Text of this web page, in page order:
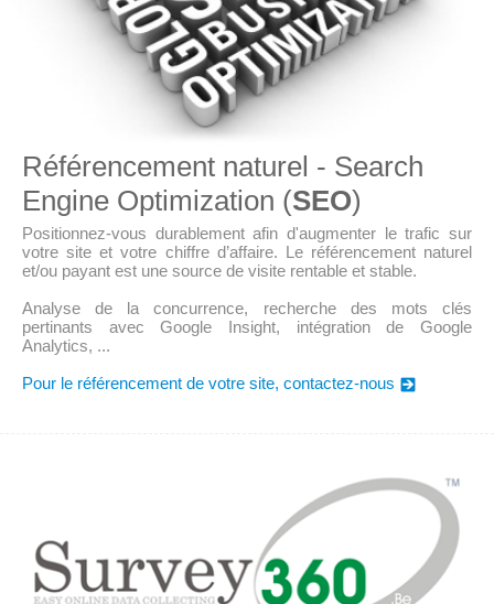
Référencement naturel - Search
Engine Optimization (SEO)
Positionnez-vous durablement afin d'augmenter le trafic sur
votre site et votre chiffre d’affaire. Le référencement naturel
et/ou payant est une source de visite rentable et stable.
Analyse de la concurrence, recherche des mots clés
pertinants avec Google Insight, intégration de Google
Analytics, ...
Pour le référencement de votre site, contactez-nous